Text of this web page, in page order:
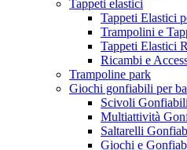
Tappeti elastici
Tappeti Elastici
Trampolini e
Tappeti Elastici
Ricambi e
Trampoline park
Giochi gonfiabili per
Scivoli Gonfiabili
Multiattività
Saltarelli
Giochi e